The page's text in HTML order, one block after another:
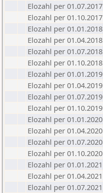
Elozahl per 01.07.2017
Elozahl per 01.10.2017
Elozahl per 01.01.2018
Elozahl per 01.04.2018
Elozahl per 01.07.2018
Elozahl per 01.10.2018
Elozahl per 01.01.2019
Elozahl per 01.04.2019
Elozahl per 01.07.2019
Elozahl per 01.10.2019
Elozahl per 01.01.2020
Elozahl per 01.04.2020
Elozahl per 01.07.2020
Elozahl per 01.10.2020
Elozahl per 01.01.2021
Elozahl per 01.04.2021
Elozahl per 01.07.2021